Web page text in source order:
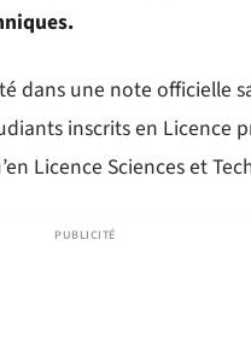
dans une note officielle
inscrits en Licence
Licence Sciences et